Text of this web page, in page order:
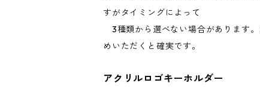
すがタイミングによって
3種類から選べない場合があります
めいただくと確実です。
アクリルロゴキーホルダー